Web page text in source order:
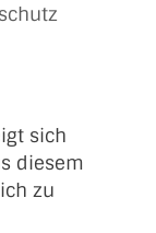
sich
diesem
zu